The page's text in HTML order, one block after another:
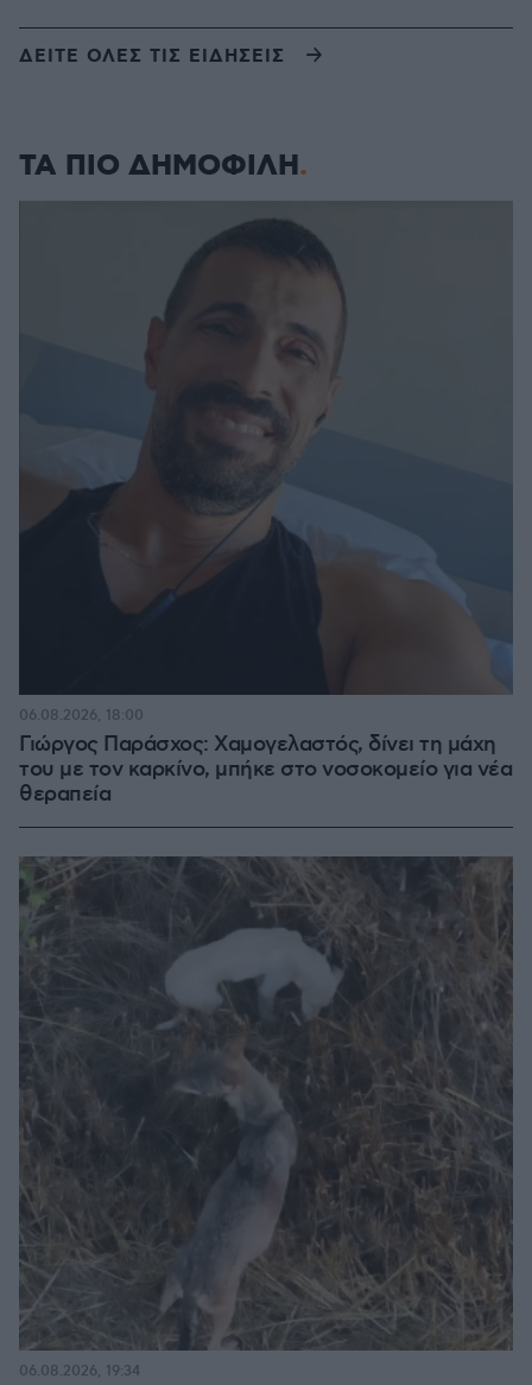
ΔΕΙΤΕ ΟΛΕΣ ΤΙΣ ΕΙΔΗΣΕΙΣ
ΤΑ ΠΙΟ ΔΗΜΟΦΙΛΗ
Γιώργος Παράσχος: Χαμογελαστός, δίνει τη μάχη
του με τον καρκίνο, μπήκε στο νοσοκομείο για νέα
θεραπεία
06.08.2026, 18:00
06.08.2026, 19:34